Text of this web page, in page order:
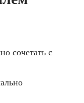
сочетать с